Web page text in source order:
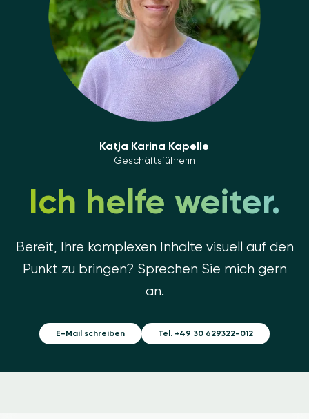
Katja Karina Kapelle
Geschäftsführerin
Ich helfe weiter.
Bereit, Ihre komplexen Inhalte visuell auf den
Punkt zu bringen? Sprechen Sie mich gern
an.
E-Mail schreiben Tel. +49 30 629322-012